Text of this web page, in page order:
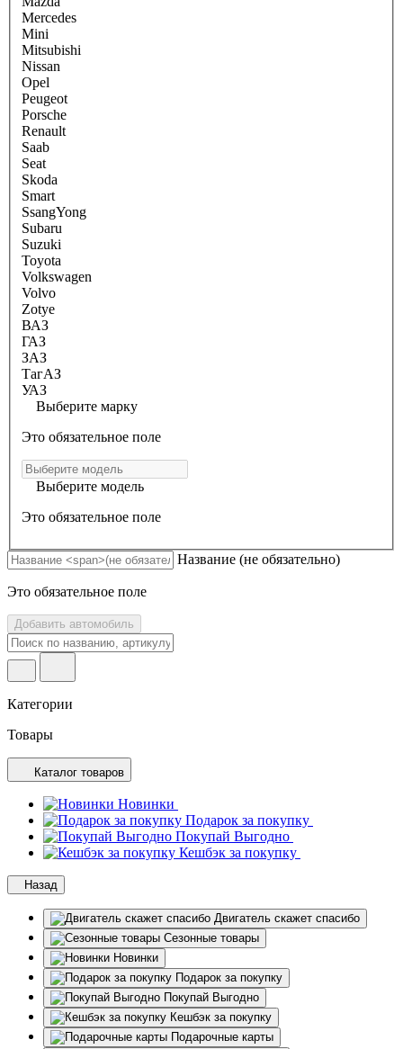
Mercedes
Mini
Mitsubishi
Nissan
Opel
Peugeot
Porsche
Renault
Saab
Seat
Skoda
Smart
SsangYong
Subaru
Suzuki
Toyota
Volkswagen
Volvo
Zotye
ВАЗ
ГАЗ
ЗАЗ
ТагАЗ
УАЗ
Выберите марку
Это обязательное поле
Выберите модель
Это обязательное поле
Название (не обязательно)
Это обязательное поле
Добавить автомобиль
Категории
Товары
Каталог товаров
Новинки
Подарок за покупку
Покупай Выгодно
Кешбэк за покупку
Назад
Двигатель скажет спасибо
Сезонные товары
Новинки
Подарок за покупку
Покупай Выгодно
Кешбэк за покупку
Подарочные карты